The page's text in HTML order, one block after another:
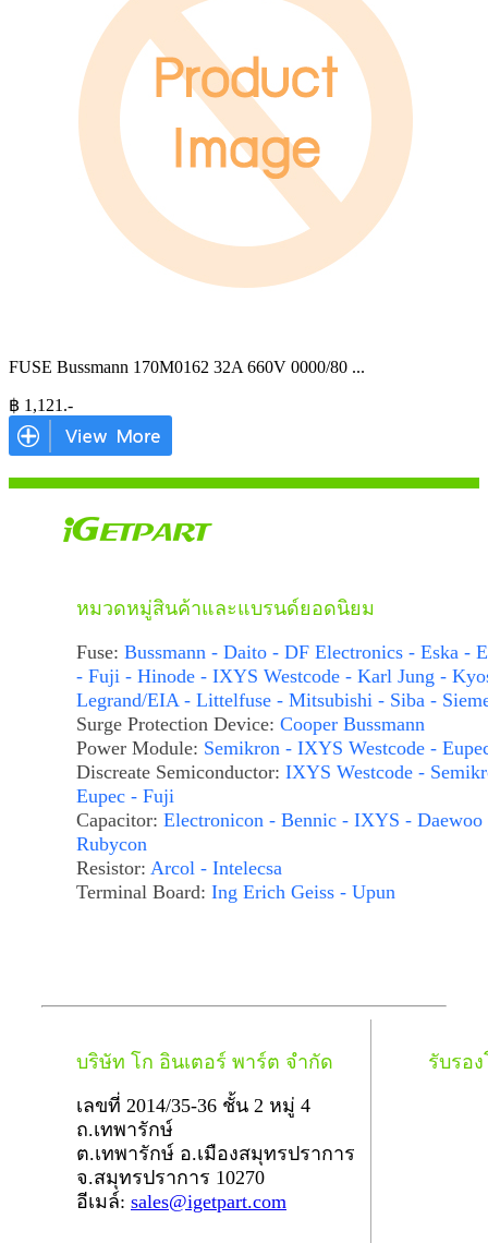
FUSE Bussmann 170M0162 32A 660V 0000/80 ...
฿ 1,121 .-
หมวดหมู่สินค้าและแบรนด์ยอดนิยม
Fuse: Bussmann - Daito - DF Electronics - Eska -
- Fuji - Hinode - IXYS Westcode - Karl Jung -
Legrand/EIA - Littelfuse - Mitsubishi - Siba -
Surge Protection Device: Cooper Bussmann
Power Module: Semikron - IXYS Westcode -
Discreate Semiconductor: IXYS Westcode -
Eupec - Fuji
Capacitor: Electronicon - Bennic - IXYS - Daewoo
Rubycon
Resistor: Arcol - Intelecsa
Terminal Board: Ing Erich Geiss - Upun
บริษัท โก อินเตอร์ พาร์ต จำกัด
เลขที่ 2014/35-36 ชั้น 2 หมู่ 4
ถ.เทพารักษ์
ต.เทพารักษ์ อ.เมืองสมุทรปราการ
จ.สมุทรปราการ 10270
อีเมล์: sales@igetpart.com
รับรอ